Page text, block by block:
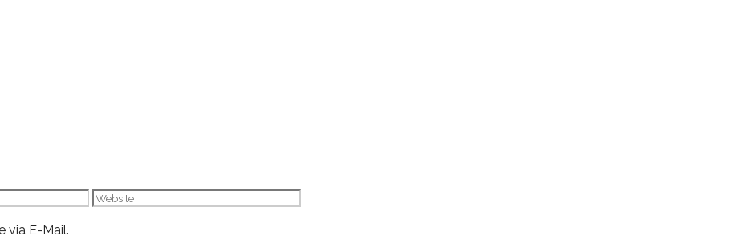
Website
via E-Mail.